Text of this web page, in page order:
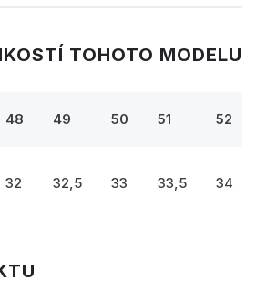
TOHOTO MODELU
48 49 50 51 52
32 32,5 33 33,5 34